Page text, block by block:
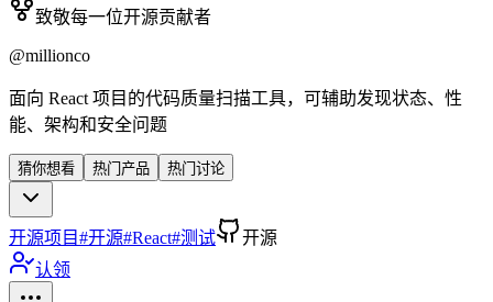
致敬每一位开源贡献者
@millionco
面向 React 项目的代码质量扫描工具，可辅助发现状态、性
能、架构和安全问题
猜你想看 热门产品 热门讨论
开源项目#开源#React#测试
开源
认领